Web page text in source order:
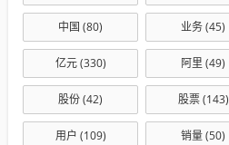
中国 (80) 业务(45)
亿元(330) 阿里 (49)
股份(42) 股票(143)
用户 (109) 销量(50)